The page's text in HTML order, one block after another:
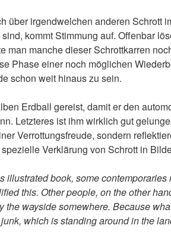
über irgendwelchen anderen Schrott
kommt Stimmung auf. Offenbar
man manche dieser Schrottkarren
Phase einer noch möglichen
schon weit hinaus zu sein.
Erdball gereist, damit er den
Letzteres ist ihm wirklich gut
Verrottungsfreude, sondern
Verklärung von Schrott in
illustrated book, some
this. Other people, on the other
the wayside somewhere. Because
which is standing around in the